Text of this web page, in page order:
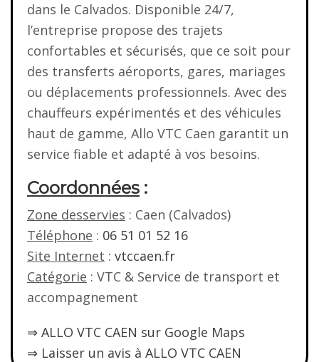
dans le Calvados. Disponible 24/7,
l’entreprise propose des trajets
confortables et sécurisés, que ce soit pour
des transferts aéroports, gares, mariages
ou déplacements professionnels. Avec des
chauffeurs expérimentés et des véhicules
haut de gamme, Allo VTC Caen garantit un
service fiable et adapté à vos besoins.
Coordonnées :
Zone desservies : Caen (Calvados)
Téléphone : 06 51 01 52 16
Site Internet : vtccaen.fr
Catégorie : VTC & Service de transport et
accompagnement
⇒ ALLO VTC CAEN sur Google Maps
⇒ Laisser un avis à ALLO VTC CAEN